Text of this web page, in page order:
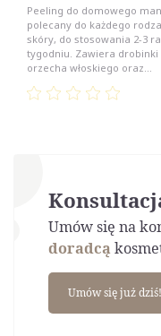
Peeling do domowego
polecany do każdego
skóry, do stosowania 2-3
tygodniu. Zawiera drobinki
orzecha włoskiego oraz...
Umów się na
doradcą
Umów się już dziś!